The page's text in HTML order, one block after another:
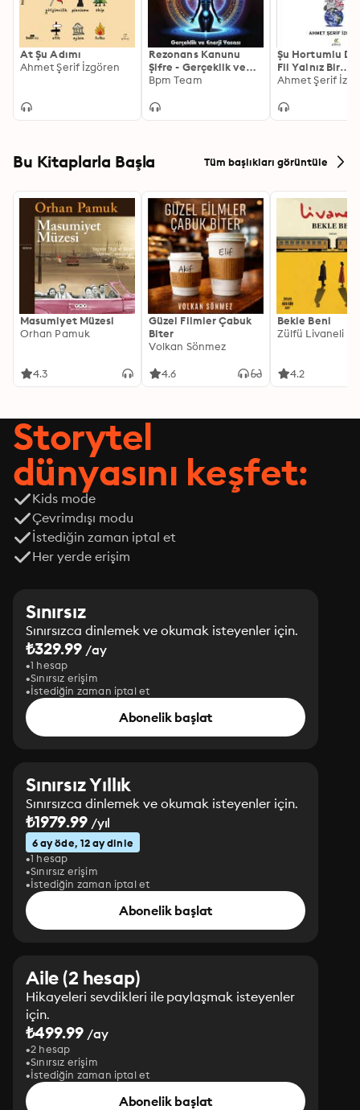
At Şu Adımı
Ahmet Şerif İzgören
Rezonans Kanunu
Şifre - Gerçeklik ve
Enerji Yasası
Bpm Team
Şu Hortumlu
Fil Yalnız Bir
Hayvandır
Ahmet Şerif
Bu Kitaplarla Başla Tüm başlıkları görüntüle
Masumiyet Müzesi
Orhan Pamuk
4.3
Güzel Filmler Çabuk
Biter
Volkan Sönmez
4.6
Bekle Beni
Zülfü Livaneli
4.2
Storytel
dünyasını keşfet:
Kids mode
Çevrimdışı modu
İstediğin zaman iptal et
Her yerde erişim
Sınırsız
Sınırsızca dinlemek ve okumak isteyenler için.
₺329.99 /ay
1 hesap
Sınırsız erişim
İstediğin zaman iptal et
Abonelik başlat
Sınırsız Yıllık
Sınırsızca dinlemek ve okumak isteyenler için.
₺1979.99/yıl
6 ay öde, 12 ay dinle
1 hesap
Sınırsız erişim
İstediğin zaman iptal et
Abonelik başlat
Aile (2 hesap)
Hikayeleri sevdikleri ile paylaşmak isteyenler
için.
₺499.99 /ay
2 hesap
Sınırsız erişim
İstediğin zaman iptal et
Abonelik başlat